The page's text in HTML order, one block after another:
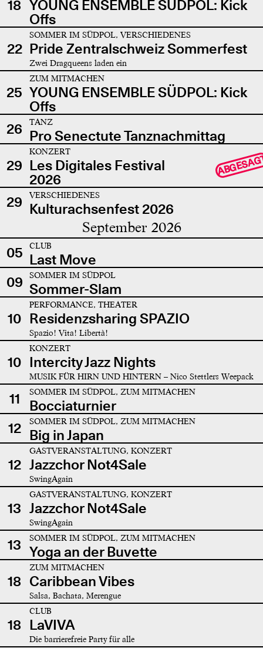
18 YOUNG ENSEMBLE SÜDPOL: Kick
Offs
22
SOMMER IM SÜDPOL, VERSCHIEDENES
Pride Zentralschweiz Sommerfest
Zwei Dragqueens laden ein
25
ZUM MITMACHEN
YOUNG ENSEMBLE SÜDPOL: Kick
Offs
26
TANZ
Pro Senectute Tanznachmittag
29
KONZERT
Les Digitales Festival
2026
29 VERSCHIEDENES
Kulturachsenfest 2026
September 2026
05 CLUB
Last Move
09
SOMMER IM SÜDPOL
Sommer-Slam
10
PERFORMANCE, THEATER
Residenzsharing SPAZIO
Spazio! Vita! Libertà!
10
KONZERT
Intercity Jazz Nights
MUSIK FÜR HIRN UND HINTERN – Nico Stettlers Weepack
11 SOMMER IM SÜDPOL, ZUM MITMACHEN
Bocciaturnier
12
SOMMER IM SÜDPOL, ZUM MITMACHEN
Big in Japan
12
GASTVERANSTALTUNG, KONZERT
Jazzchor Not4Sale
SwingAgain
13
GASTVERANSTALTUNG, KONZERT
Jazzchor Not4Sale
SwingAgain
13 SOMMER IM SÜDPOL, ZUM MITMACHEN
Yoga an der Buvette
18
ZUM MITMACHEN
Caribbean Vibes
Salsa, Bachata, Merengue
18
CLUB
LaVIVA
Die barrierefreie Party für alle